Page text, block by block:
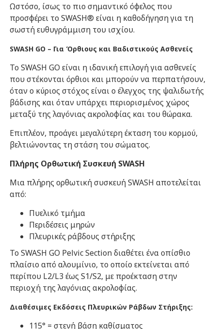
Ωστόσο, ίσως το πιο σημαντικό όφελος που
προσφέρει το SWASH® είναι η καθοδήγηση για τη
σωστή ευθυγράμμιση του ισχίου.
SWASH GO – Για Όρθιους και Βαδιστικούς Ασθενείς
Το SWASH GO είναι η ιδανική επιλογή για ασθενείς
που στέκονται όρθιοι και μπορούν να περπατήσουν,
όταν ο κύριος στόχος είναι ο έλεγχος της ψαλιδωτής
βάδισης και όταν υπάρχει περιορισμένος χώρος
μεταξύ της λαγόνιας ακρολοφίας και του θώρακα.
Επιπλέον, προάγει μεγαλύτερη έκταση του κορμού,
βελτιώνοντας τη στάση του σώματος.
Πλήρης Ορθωτική Συσκευή SWASH
Μια πλήρης ορθωτική συσκευή SWASH αποτελείται
από:
Πυελικό τμήμα
Περιδέσεις μηρών
Πλευρικές ράβδους στήριξης
Το SWASH GO Pelvic Section διαθέτει ένα οπίσθιο
πλαίσιο από αλουμίνιο, το οποίο εκτείνεται από
περίπου L2/L3 έως S1/S2, με προέκταση στην
περιοχή της λαγόνιας ακρολοφίας.
Διαθέσιμες Εκδόσεις Πλευρικών Ράβδων Στήριξης:
115° = στενή βάση καθίσματος